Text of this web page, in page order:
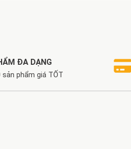
ĐA DẠNG
sản phẩm giá TỐT